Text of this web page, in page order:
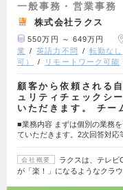
一般事務・営業事務
株式会社ラクス
550万円 ～ 649万円
業
英語力不問 転勤なし
可）
リモートワーク可能
顧客から依頼される
ュリティチェックシ
いただきます。 チー
■業務内容 まずは個別の業務
ていただきます。2次回答対応
会社概要
ラクスは、テレビ
が「楽！」になるようなクラ